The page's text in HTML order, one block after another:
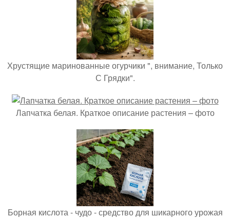
Хрустящие маринованные огурчики ", внимание, Только
С Грядки".
Лапчатка белая. Краткое описание растения – фото
Борная кислота - чудо - средство для шикарного урожая